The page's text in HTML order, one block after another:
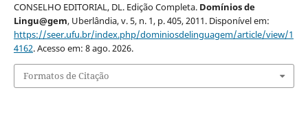
CONSELHO EDITORIAL, DL. Edição Completa. Domínios de
Lingu@gem, Uberlândia, v. 5, n. 1, p. 405, 2011. Disponível em:
https://seer.ufu.br/index.php/dominiosdelinguagem/article/view/1
4162. Acesso em: 8 ago. 2026.
Formatos de Citação